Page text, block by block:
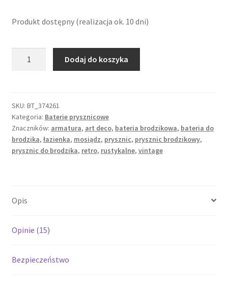
klientów
Produkt dostępny (realizacja ok. 10 dni)
-
Duża
Deszczownia
Vintage
z
Wylewki
Dodaj do koszyka
SKU: BT_374261
Kategoria: Baterie prysznicowe
Znaczników: armatura, art deco, bateria brodzikowa, bateria do
brodzika, łazienka, mosiądz, prysznic, prysznic brodzikowy,
prysznic do brodzika, retro, rustykalne, vintage
Opis
Opinie (15)
Bezpieczeństwo